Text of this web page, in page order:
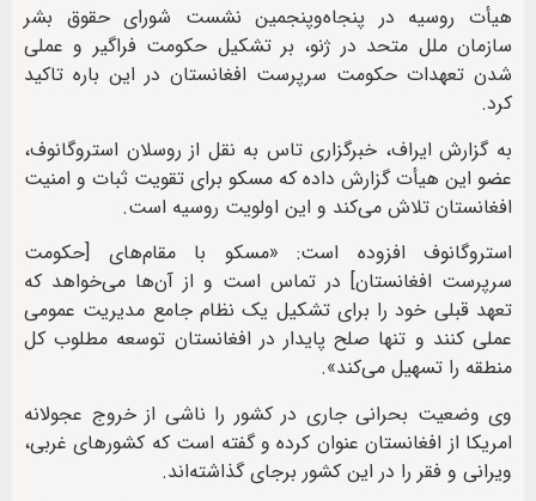
هیأت روسیه در پنجاه‌وپنجمین نشست شورای حقوق بشر
سازمان ملل متحد در ژنو، بر تشکیل حکومت فراگیر و عملی
‌شدن تعهدات حکومت سرپرست افغانستان در این باره تاکید
کرد.
به گزارش ایراف، خبرگزاری تاس به نقل از روسلان استروگانوف،
عضو این هیأت گزارش داده که مسکو برای تقویت ثبات و امنیت
افغانستان تلاش می‌کند و این اولویت روسیه است.
استروگانوف افزوده است: «مسکو با مقام‌های [حکومت
سرپرست افغانستان] در تماس است و از آن‌ها می‌خواهد که
تعهد قبلی خود را برای تشکیل یک نظام جامع مدیریت عمومی
عملی کنند و تنها صلح پایدار در افغانستان توسعه مطلوب کل
منطقه را تسهیل می‌کند».
وی وضعیت بحرانی جاری در کشور را ناشی از خروج عجولانه
امریکا از افغانستان عنوان کرده و گفته است که کشورهای غربی،
ویرانی و فقر را در این کشور برجای گذاشته‌اند.